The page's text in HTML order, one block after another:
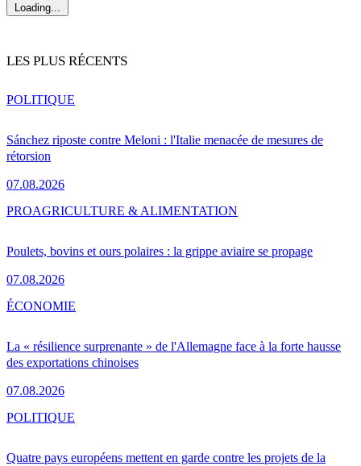
Loading...
LES PLUS RÉCENTS
Sánchez riposte contre Meloni : l'Italie menacée de mesures de
rétorsion
07.08.2026
POLITIQUE
Poulets, bovins et ours polaires : la grippe aviaire se propage
07.08.2026
PROAGRICULTURE & ALIMENTATION
La « résilience surprenante » de l'Allemagne face à la forte hausse
des exportations chinoises
07.08.2026
ÉCONOMIE
Quatre pays européens mettent en garde contre les projets de la
POLITIQUE